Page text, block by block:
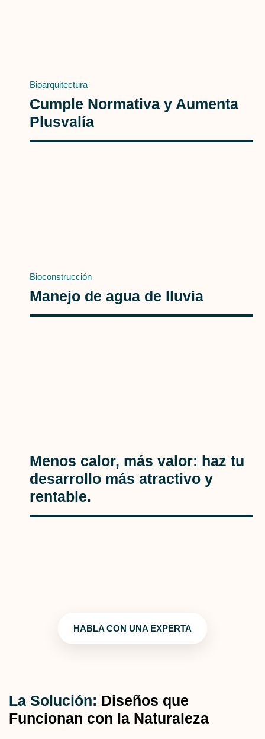
Bioarquitectura
Cumple Normativa y Aumenta
Plusvalía
Bioconstrucción
Manejo de agua de lluvia
Menos calor, más valor: haz tu
desarrollo más atractivo y
rentable.
HABLA CON UNA EXPERTA
La Solución: Diseños que
Funcionan con la Naturaleza